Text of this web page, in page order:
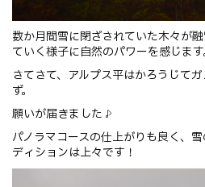
数か月間雪に閉ざされていた木々が
ていく様子に自然のパワーを感じます
さてさて、アルプス平はかろうじて
ず。
願いが届きました♪
パノラマコースの仕上がりも良く、
ディションは上々です！